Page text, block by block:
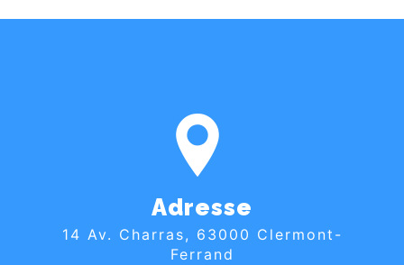
Adresse
14 Av. Charras, 63000 Clermont-
Ferrand